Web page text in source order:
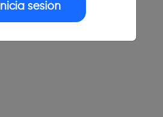
Inicia sesión